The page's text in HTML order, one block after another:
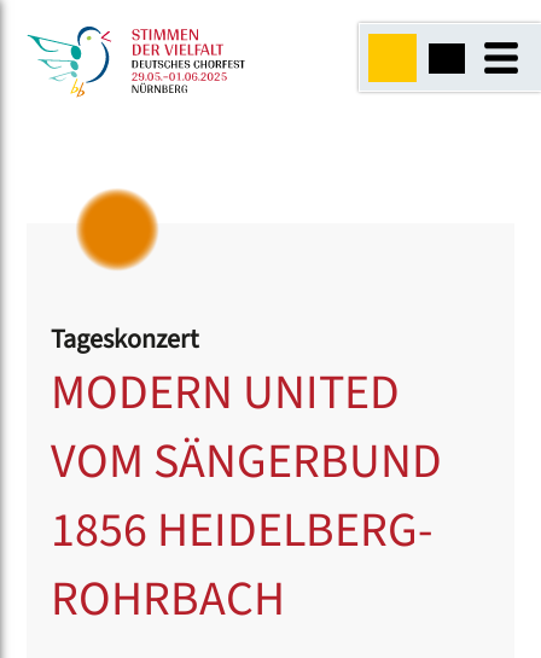
Tageskonzert
MODERN UNITED
VOM SÄNGERBUND
1856 HEIDELBERG-
ROHRBACH